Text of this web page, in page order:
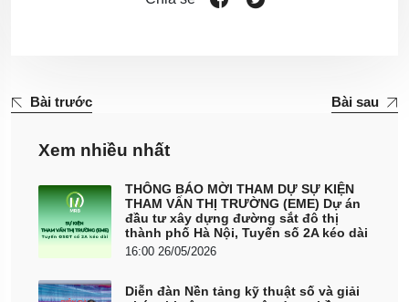
Bài trước Bài sau
Xem nhiều nhất
THÔNG BÁO MỜI THAM DỰ SỰ KIỆN
THAM VẤN THỊ TRƯỜNG (EME) Dự án
đầu tư xây dựng đường sắt đô thị
thành phố Hà Nội, Tuyến số 2A kéo dài
16:00 26/05/2026
Diễn đàn Nền tảng kỹ thuật số và giải